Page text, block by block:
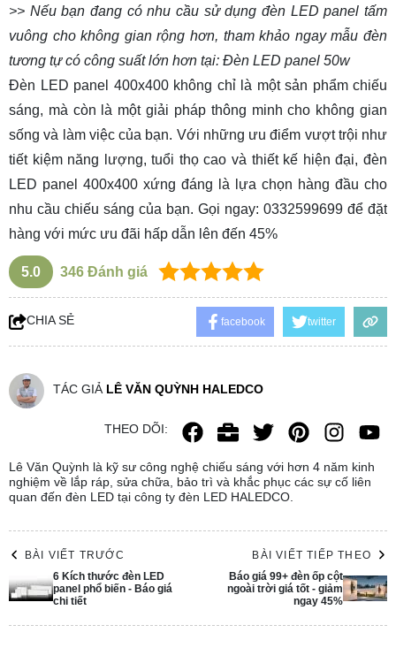
>> Nếu bạn đang có nhu cầu sử dụng đèn LED panel tấm
vuông cho không gian rộng hơn, tham khảo ngay mẫu đèn
tương tự có công suất lớn hơn tại: Đèn LED panel 50w
Đèn LED panel 400x400 không chỉ là một sản phẩm chiếu
sáng, mà còn là một giải pháp thông minh cho không gian
sống và làm việc của bạn. Với những ưu điểm vượt trội như
tiết kiệm năng lượng, tuổi thọ cao và thiết kế hiện đại, đèn
LED panel 400x400 xứng đáng là lựa chọn hàng đầu cho
nhu cầu chiếu sáng của bạn. Gọi ngay: 0332599699 để đặt
hàng với mức ưu đãi hấp dẫn lên đến 45%
5.0 346 Đánh giá
CHIA SẺ facebook twitter
TÁC GIẢ LÊ VĂN QUỲNH HALEDCO
THEO DÕI:
Lê Văn Quỳnh là kỹ sư công nghệ chiếu sáng với hơn 4 năm kinh
nghiệm về lắp ráp, sửa chữa, bảo trì và khắc phục các sự cố liên
quan đến đèn LED tại công ty đèn LED HALEDCO.
BÀI VIẾT TRƯỚC
6 Kích thước đèn LED
panel phổ biến - Báo giá
chi tiết
BÀI VIẾT TIẾP THEO
Báo giá 99+ đèn ốp cột
ngoài trời giá tốt - giảm
ngay 45%